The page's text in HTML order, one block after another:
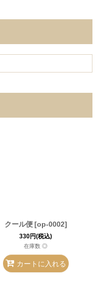
クール便[op-0002]
330円(税込)
在庫数 ◎
カートに入れる